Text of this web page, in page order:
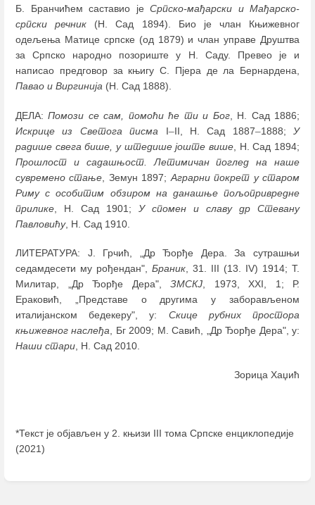
Б. Бранчићем саставио је Српско-мађарски и Мађарско-
српски речник (Н. Сад 1894). Био је члан Књижевног
одељења Матице српске (од 1879) и члан управе Друштва
за Српско народно позориште у Н. Саду. Превео је и
написао предговор за књигу С. Пјера де ла Бернардена,
Павао и Виргинија (Н. Сад 1888).
ДЕЛА:Помози се сам, помоћи ће ти и Бог, Н. Сад 1886;
Искрице из Светога писма I–II, Н. Сад 1887–1888; У
радише свега бише, у штедише јоште више , Н. Сад 1894;
Прошлост и садашњост. Летимичан поглед на наше
сувремено стање , Земун 1897; Аграрни покрет у старом
Риму с особитим обзиром на данашње пољопривредне
прилике , Н. Сад 1901; У спомен и славу др Стевану
Павловићу, Н. Сад 1910.
ЛИТЕРАТУРА: Ј. Грчић, „Др Ђорђе Дера. За сутрашњи
седамдесети му рођендан", Браник , 31. III (13. IV) 1914; Т.
Милитар, „Др Ђорђе Дера", ЗМСКЈ , 1973, XXI, 1; Р.
Ераковић, „Представе о другима у заборављеном
италијанском бедекеру", у: Скице рубних простора
књижевног наслеђа , Бг 2009; М. Савић, „Др Ђорђе Дера", у:
Наши стари , Н. Сад 2010.
Зорица Хаџић
*Текст је објављен у 2. књизи III тома Српске енциклопедије
(2021)